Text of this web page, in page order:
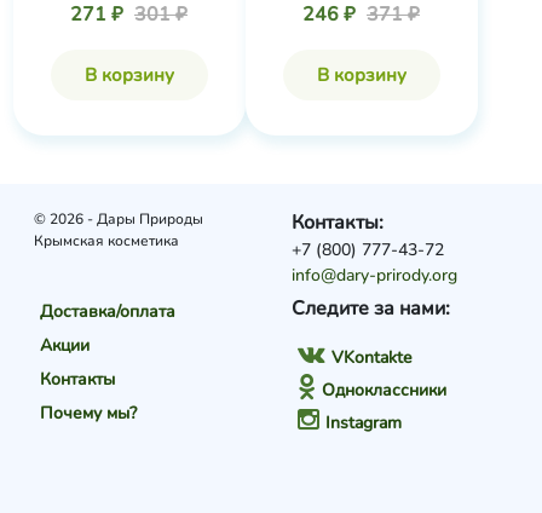
271 ₽ 301 ₽
В корзину
246 ₽ 371 ₽
В корзину
© 2026 - Дары Природы
Крымская косметика
Доставка/оплата
Акции
Контакты
Почему мы?
Следите за нами:
VKontakte
Одноклассники
Instagram
Контакты:
+7 (800) 777-43-72
info@dary-prirody.org